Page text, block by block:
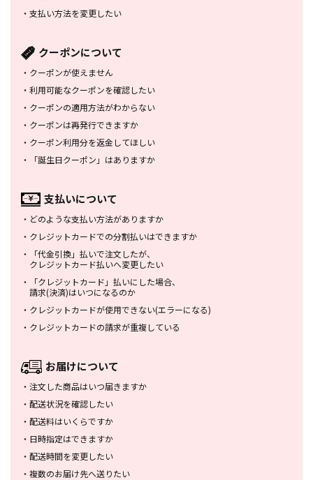
・ 支払い方法を変更したい
クーポンについて
・ クーポンが使えません
・ 利用可能なクーポンを確認したい
・ クーポンの適用方法がわからない
・ クーポンは再発行できますか
・ クーポン利用分を返金してほしい
・
「誕生日クーポン」はありますか
支払いについて
・ どのような支払い方法がありますか
・ クレジットカードでの分割払いはできますか
・
「代金引換」払いで注文したが、
クレジットカード払いへ変更したい
・
「クレジットカード」払いにした場合、
請求(決済)はいつになるのか
・ クレジットカードが使用できない(エラーになる)
・ クレジットカードの請求が重複している
お届けについて
・ 注文した商品はいつ届きますか
・ 配送状況を確認したい
・ 配送料はいくらですか
・ 日時指定はできますか
・ 配送時間を変更したい
・ 複数のお届け先へ送りたい